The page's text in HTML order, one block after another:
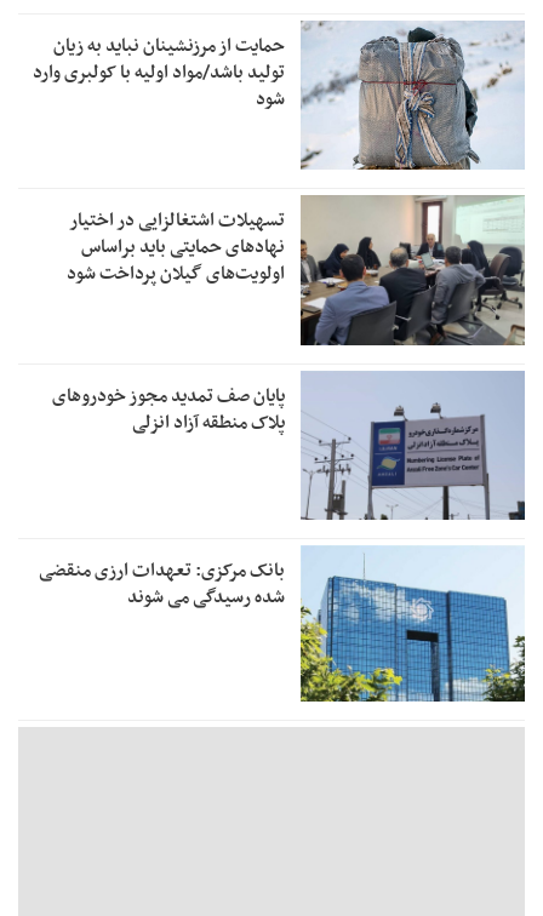
حمایت از مرزنشینان نباید به زیان
تولید باشد/مواد اولیه با کولبری وارد
شود
تسهیلات اشتغالزایی در اختیار
نهادهای حمایتی باید براساس
اولویت‌های گیلان پرداخت شود
پایان صف تمدید مجوز خودروهای
پلاک منطقه آزاد انزلی
بانک مرکزی: تعهدات ارزی منقضی
شده رسیدگی می شوند